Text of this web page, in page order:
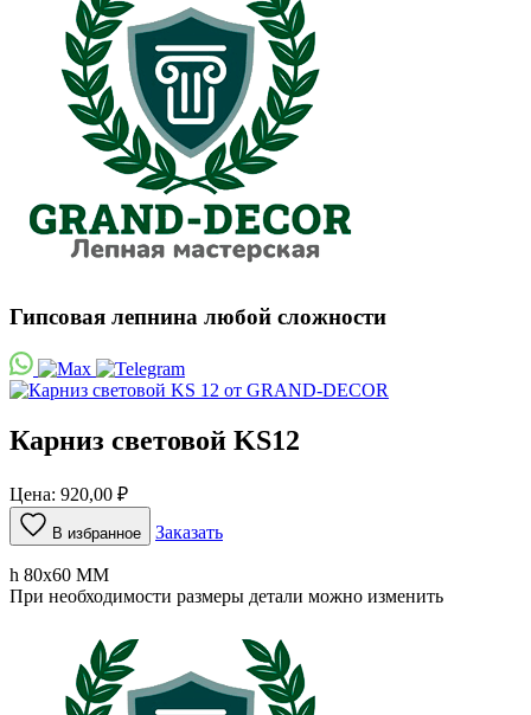
Гипсовая лепнина любой сложности
Карниз световой KS12
Цена: 920,00 ₽
В избранное Заказать
h 80х60 ММ
При необходимости размеры детали можно изменить